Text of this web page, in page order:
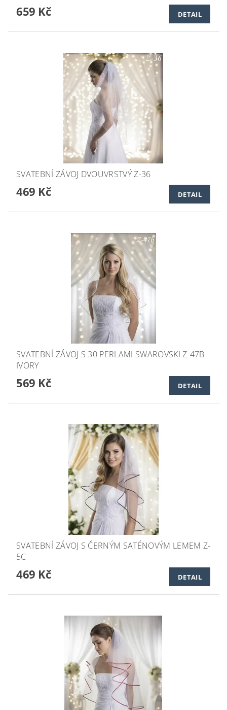
659 Kč DETAIL
SVATEBNÍ ZÁVOJ DVOUVRSTVÝ Z-36
469 Kč DETAIL
SVATEBNÍ ZÁVOJ S 30 PERLAMI SWAROVSKI Z-47B -
IVORY
569 Kč DETAIL
SVATEBNÍ ZÁVOJ S ČERNÝM SATÉNOVÝM LEMEM Z-
5C
469 Kč DETAIL